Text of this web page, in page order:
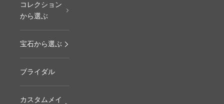
コレクション
から選ぶ
宝石から選ぶ
ブライダル
カスタムメイ